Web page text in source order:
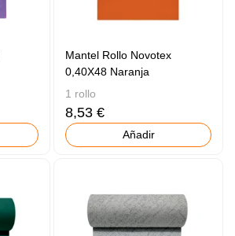
Mantel Rollo Novotex
0,40X48 Naranja
1 rollo
8,53 €
Añadir